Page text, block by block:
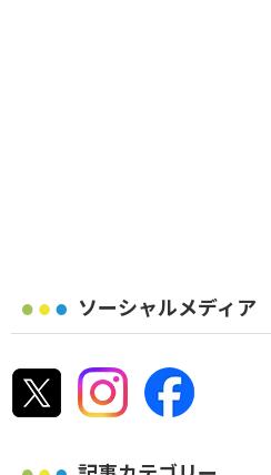
ソーシャルメディア